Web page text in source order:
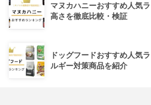
マヌカハニーおすすめ人気
高さを徹底比較・検証
ドッグフードおすすめ人気
ルギー対策商品を紹介